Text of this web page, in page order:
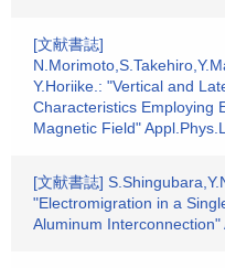
[文献書誌]
Y.Horiike.: "Vertical and
Characteristics Employing
Magnetic Field"
[文献書誌]
"Electromigration in a
Aluminum